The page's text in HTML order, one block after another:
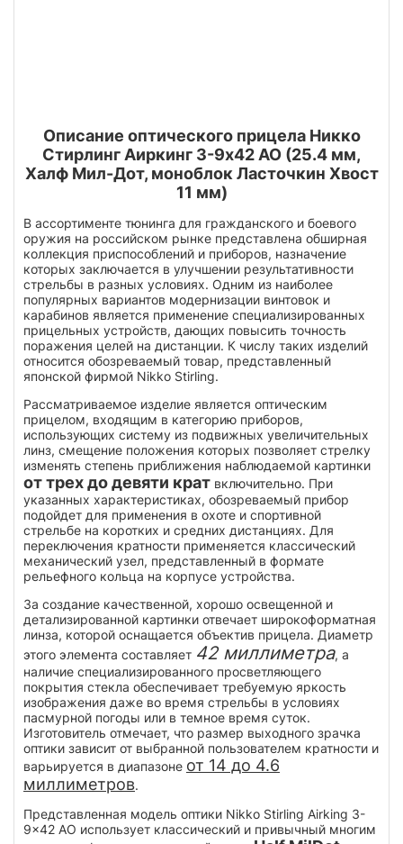
Описание оптического прицела Никко
Стирлинг Аиркинг 3-9х42 АО (25.4 мм,
Халф Мил-Дот, моноблок Ласточкин Хвост
11 мм)
В ассортименте тюнинга для гражданского и боевого
оружия на российском рынке представлена обширная
коллекция приспособлений и приборов, назначение
которых заключается в улучшении результативности
стрельбы в разных условиях. Одним из наиболее
популярных вариантов модернизации винтовок и
карабинов является применение специализированных
прицельных устройств, дающих повысить точность
поражения целей на дистанции. К числу таких изделий
относится обозреваемый товар, представленный
японской фирмой Nikko Stirling.
Рассматриваемое изделие является оптическим
прицелом, входящим в категорию приборов,
использующих систему из подвижных увеличительных
линз, смещение положения которых позволяет стрелку
изменять степень приближения наблюдаемой картинки
от трех до девяти крат включительно. При
указанных характеристиках, обозреваемый прибор
подойдет для применения в охоте и спортивной
стрельбе на коротких и средних дистанциях. Для
переключения кратности применяется классический
механический узел, представленный в формате
рельефного кольца на корпусе устройства.
За создание качественной, хорошо освещенной и
детализированной картинки отвечает широкоформатная
линза, которой оснащается объектив прицела. Диаметр
этого элемента составляет 42 миллиметра, а
наличие специализированного просветляющего
покрытия стекла обеспечивает требуемую яркость
изображения даже во время стрельбы в условиях
пасмурной погоды или в темное время суток.
Изготовитель отмечает, что размер выходного зрачка
оптики зависит от выбранной пользователем кратности и
варьируется в диапазоне от 14 до 4.6
миллиметров.
Представленная модель оптики Nikko Stirling Airking 3-
9x42 AO использует классический и привычный многим